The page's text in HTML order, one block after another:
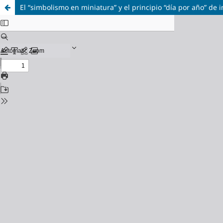
El “simbolismo en miniatura” y el principio “día por año”